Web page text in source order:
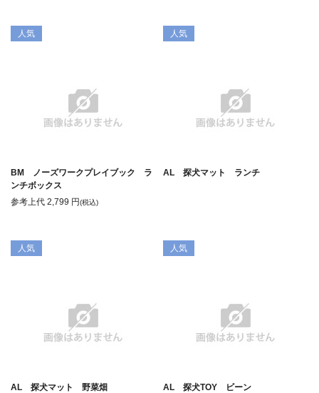
人気
BM ノーズワークプレイブック ラ
ンチボックス
参考上代 2,799 円(税込)
人気
AL 探犬マット ランチ
人気
AL 探犬マット 野菜畑
人気
AL 探犬TOY ビーン